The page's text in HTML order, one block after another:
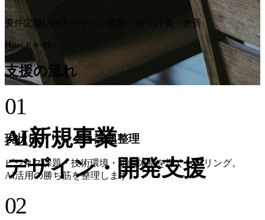
Service
AI新規事業
デザイン・開発支援
無料相談を予約する
要件定義 評価・改善
How it works
支援の流れ
01
現状ヒアリング・課題整理
ビジネス課題・技術環境・組織体制を深くヒアリング。
AI活用の勝ち筋を整理します。
02